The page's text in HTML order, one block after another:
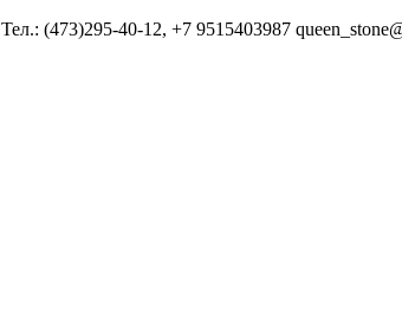
Тел.: (473)295-40-12, +7 9515403987